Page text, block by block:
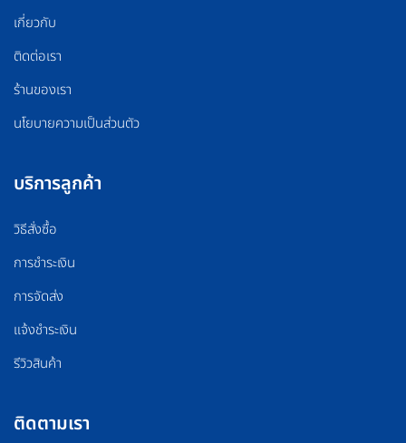
เกี่ยวกับ
ติดต่อเรา
ร้านของเรา
นโยบายความเป็นส่วนตัว
บริการลูกค้า
วิธีสั่งซื้อ
การชำระเงิน
การจัดส่ง
แจ้งชำระเงิน
รีวิวสินค้า
ติดตามเรา